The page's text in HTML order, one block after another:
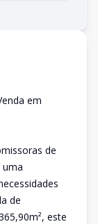
em
de
uma
de
este